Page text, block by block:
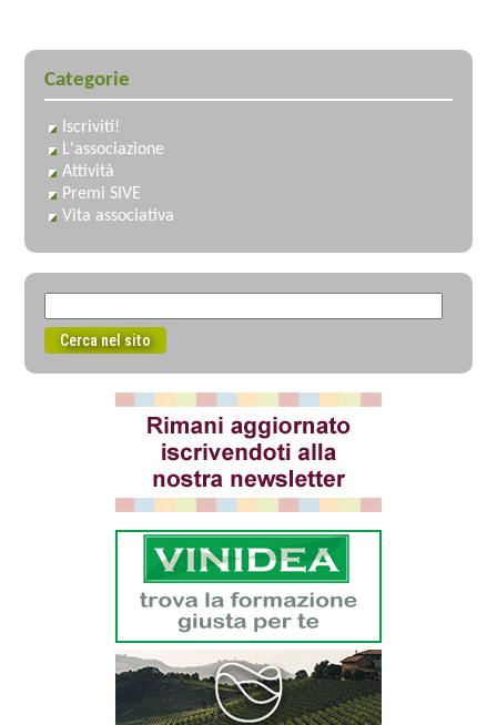
Categorie
Iscriviti!
L'associazione
Attività
Premi SIVE
Vita associativa